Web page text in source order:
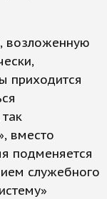
возложенную
приходится
вместо
подменяется
служебного